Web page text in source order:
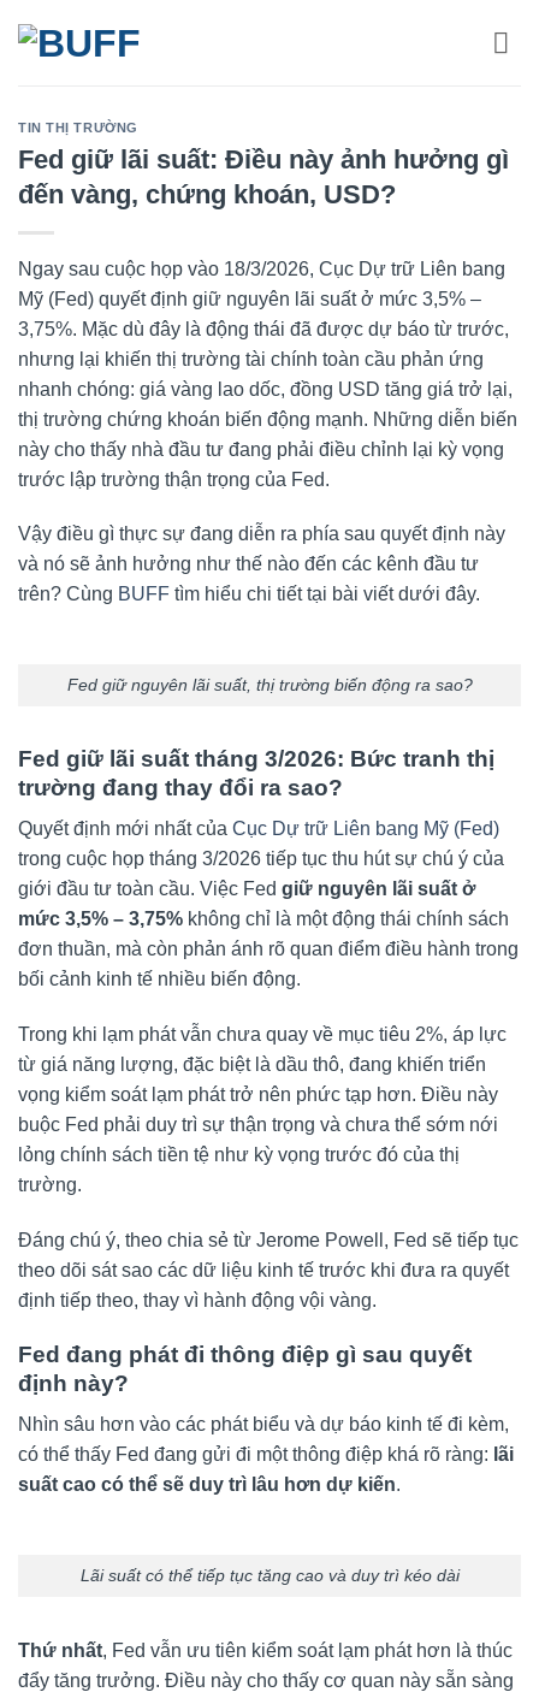
qua
TIN THỊ TRƯỜNG
Fed giữ lãi suất: Điều này ảnh hưởng gì
đến vàng, chứng khoán, USD?
Ngay sau cuộc họp vào 18/3/2026, Cục Dự trữ Liên bang
Mỹ (Fed) quyết định giữ nguyên lãi suất ở mức 3,5% –
3,75%. Mặc dù đây là động thái đã được dự báo từ trước,
nhưng lại khiến thị trường tài chính toàn cầu phản ứng
nhanh chóng: giá vàng lao dốc, đồng USD tăng giá trở lại,
thị trường chứng khoán biến động mạnh. Những diễn biến
này cho thấy nhà đầu tư đang phải điều chỉnh lại kỳ vọng
trước lập trường thận trọng của Fed.
Vậy điều gì thực sự đang diễn ra phía sau quyết định này
và nó sẽ ảnh hưởng như thế nào đến các kênh đầu tư
trên? Cùng BUFF tìm hiểu chi tiết tại bài viết dưới đây.
Fed giữ nguyên lãi suất, thị trường biến động ra sao?
Fed giữ lãi suất tháng 3/2026: Bức tranh thị
trường đang thay đổi ra sao?
Quyết định mới nhất của Cục Dự trữ Liên bang Mỹ (Fed)
trong cuộc họp tháng 3/2026 tiếp tục thu hút sự chú ý của
giới đầu tư toàn cầu. Việc Fed giữ nguyên lãi suất ở
mức 3,5% – 3,75% không chỉ là một động thái chính sách
đơn thuần, mà còn phản ánh rõ quan điểm điều hành trong
bối cảnh kinh tế nhiều biến động.
Trong khi lạm phát vẫn chưa quay về mục tiêu 2%, áp lực
từ giá năng lượng, đặc biệt là dầu thô, đang khiến triển
vọng kiểm soát lạm phát trở nên phức tạp hơn. Điều này
buộc Fed phải duy trì sự thận trọng và chưa thể sớm nới
lỏng chính sách tiền tệ như kỳ vọng trước đó của thị
trường.
Đáng chú ý, theo chia sẻ từ Jerome Powell, Fed sẽ tiếp tục
theo dõi sát sao các dữ liệu kinh tế trước khi đưa ra quyết
định tiếp theo, thay vì hành động vội vàng.
Fed đang phát đi thông điệp gì sau quyết
định này?
Nhìn sâu hơn vào các phát biểu và dự báo kinh tế đi kèm,
có thể thấy Fed đang gửi đi một thông điệp khá rõ ràng: lãi
suất cao có thể sẽ duy trì lâu hơn dự kiến.
Lãi suất có thể tiếp tục tăng cao và duy trì kéo dài
Thứ nhất, Fed vẫn ưu tiên kiểm soát lạm phát hơn là thúc
đẩy tăng trưởng. Điều này cho thấy cơ quan này sẵn sàng